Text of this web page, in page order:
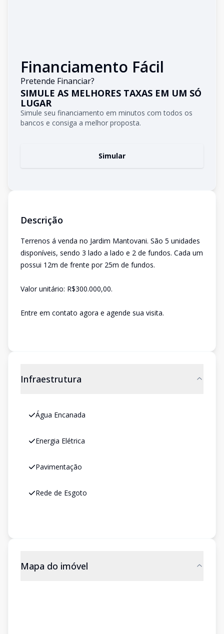
Financiamento Fácil
Pretende Financiar?
SIMULE AS MELHORES TAXAS EM UM SÓ
LUGAR
Simule seu financiamento em minutos com todos os
bancos e consiga a melhor proposta.
Simular
Descrição
Terrenos á venda no Jardim Mantovani. São 5 unidades
disponíveis, sendo 3 lado a lado e 2 de fundos. Cada um
possui 12m de frente por 25m de fundos.
Valor unitário: R$300.000,00.
Entre em contato agora e agende sua visita.
Infraestrutura
Água Encanada
Energia Elétrica
Pavimentação
Rede de Esgoto
Mapa do imóvel